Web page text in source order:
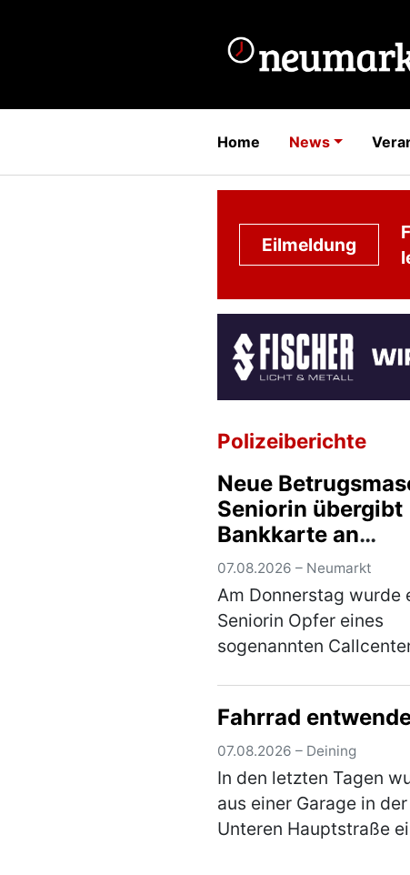
Home News
Eilmeldung
Polizeiberichte
Neue
Seniorin übergibt
Bankkarte an
Unbekannten
07.08.2026 – Neumarkt
Am Donnerstag wurde
Seniorin Opfer eines
sogenannten
ihre Bankkarte samt PIN
eine unbekannte Person.
Anschließend kam es
einer…(mehr)
Fahrrad
07.08.2026 – Deining
In den letzten Tagen
aus einer Garage in der
Unteren Hauptstraße